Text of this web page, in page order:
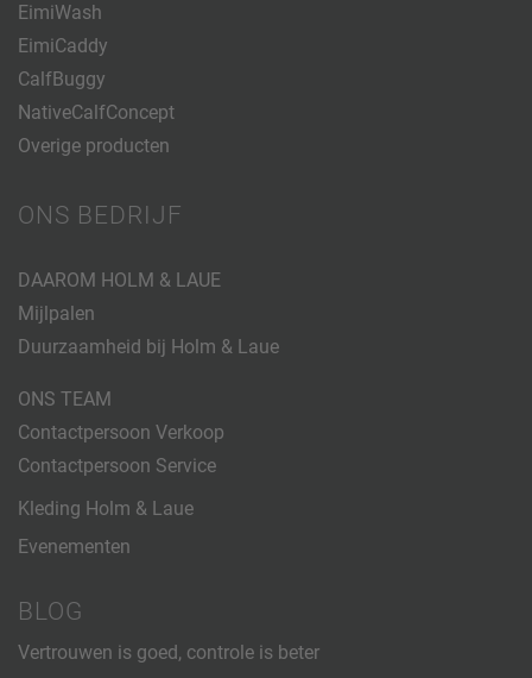
EimiWash
EimiCaddy
CalfBuggy
NativeCalfConcept
Overige producten
ONS BEDRIJF
DAAROM HOLM & LAUE
Mijlpalen
Duurzaamheid bij Holm & Laue
ONS TEAM
Contactpersoon Verkoop
Contactpersoon Service
Kleding Holm & Laue
Evenementen
BLOG
Vertrouwen is goed, controle is beter